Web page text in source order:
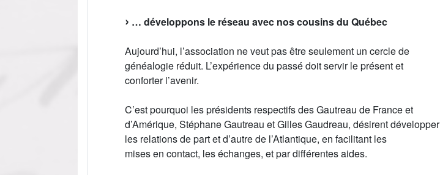
… développons le réseau avec nos cousins du Québec
Aujourd’hui, l’association ne veut pas être seulement un cercle de
généalogie réduit. L’expérience du passé doit servir le présent et
conforter l’avenir.
C’est pourquoi les présidents respectifs des Gautreau de France et
d’Amérique, Stéphane Gautreau et Gilles Gaudreau, désirent développer
les relations de part et d’autre de l’Atlantique, en facilitant les
mises en contact, les échanges, et par différentes aides.